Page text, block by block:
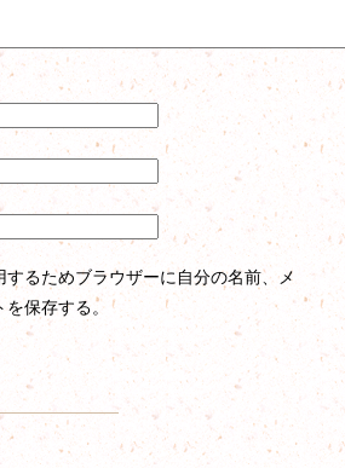
するためブラウザーに自分の名前、メ
保存する。